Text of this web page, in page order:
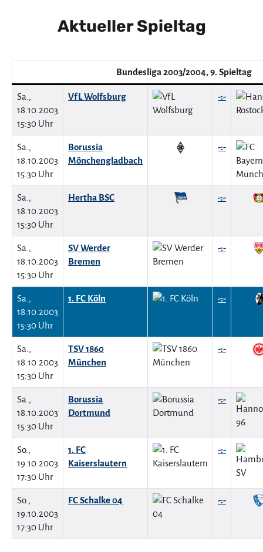
Aktueller Spieltag
Bundesliga 2003/2004, 9. Spieltag
Sa.,
18.10.2003
15:30 Uhr
VfL Wolfsburg -:-
Sa.,
18.10.2003
15:30 Uhr
Borussia
Mönchengladbach
-:-
Sa.,
18.10.2003
15:30 Uhr
Hertha BSC -:-
Sa.,
18.10.2003
15:30 Uhr
SV Werder
Bremen
-:-
Sa.,
18.10.2003
15:30 Uhr
1. FC Köln -:-
Sa.,
18.10.2003
15:30 Uhr
TSV 1860
München
-:-
Sa.,
18.10.2003
15:30 Uhr
Borussia
Dortmund
-:-
So.,
19.10.2003
17:30 Uhr
1. FC
Kaiserslautern
-:-
So.,
19.10.2003
17:30 Uhr
FC Schalke 04 -:-